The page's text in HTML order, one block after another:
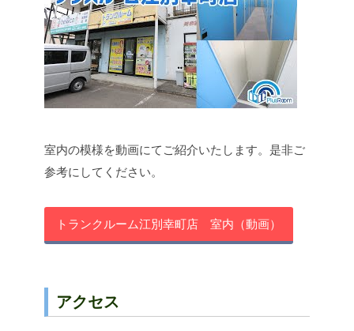
室内の模様を動画にてご紹介いたします。是非ご
参考にしてください。
トランクルーム江別幸町店 室内（動画）
アクセス